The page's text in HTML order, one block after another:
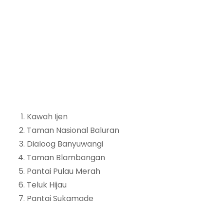
Kawah Ijen
Taman Nasional Baluran
Dialoog Banyuwangi
Taman Blambangan
Pantai Pulau Merah
Teluk Hijau
Pantai Sukamade